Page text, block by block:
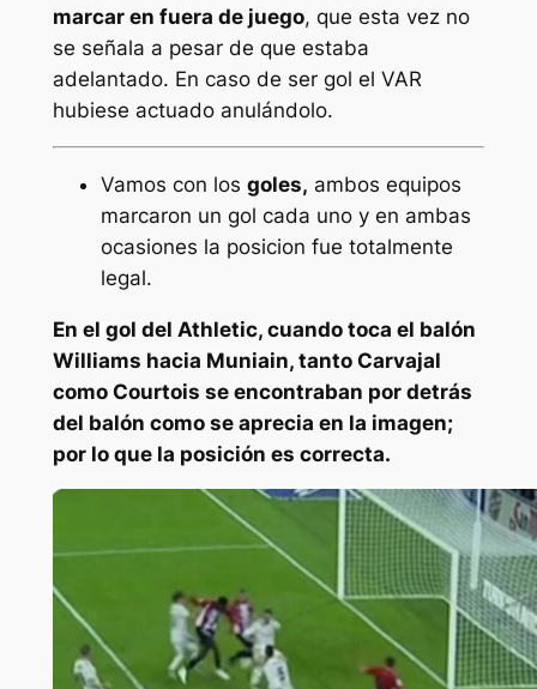
marcar en fuera de juego, que esta vez no
se señala a pesar de que estaba
adelantado. En caso de ser gol el VAR
hubiese actuado anulándolo.
Vamos con los goles, ambos equipos
marcaron un gol cada uno y en ambas
ocasiones la posicion fue totalmente
legal.
En el gol del Athletic, cuando toca el balón
Williams hacia Muniain, tanto Carvajal
como Courtois se encontraban por detrás
del balón como se aprecia en la imagen;
por lo que la posición es correcta.